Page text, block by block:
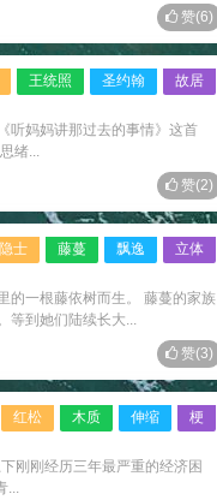
赞(6)
王统照 圣约翰 故居
听妈妈讲那过去的事情》这首
绪...
赞(2)
隐士 藤蔓 飘逸 立体
的一根藤依树而生。 藤蔓的家族
等到她们陆续长大...
赞(3)
红松 木质 伸缩 梗
刚刚经历三年最严重的经济困
...